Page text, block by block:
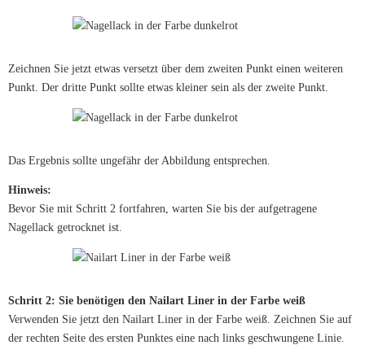
Zeichnen Sie jetzt etwas versetzt über dem zweiten Punkt einen weiteren
Punkt. Der dritte Punkt sollte etwas kleiner sein als der zweite Punkt.
Das Ergebnis sollte ungefähr der Abbildung entsprechen.
Hinweis:
Bevor Sie mit Schritt 2 fortfahren, warten Sie bis der aufgetragene
Nagellack getrocknet ist.
Schritt 2: Sie benötigen den Nailart Liner in der Farbe weiß
Verwenden Sie jetzt den Nailart Liner in der Farbe weiß. Zeichnen Sie auf
der rechten Seite des ersten Punktes eine nach links geschwungene Linie.